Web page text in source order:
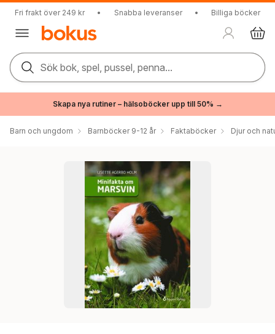
Fri frakt över 249 kr • Snabba leveranser • Billiga böcker
Sök bok, spel, pussel, penna...
Skapa nya rutiner – hälsoböcker upp till 50% →
Barn och ungdom Barnböcker 9-12 år Faktaböcker Djur och